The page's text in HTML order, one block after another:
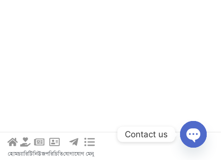
হোমচ্যারিটিনিউজপরিচিতিযোগাযোগ মেনু
Contact us